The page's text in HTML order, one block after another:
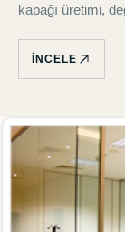
kapağı üretimi,
İNCELE